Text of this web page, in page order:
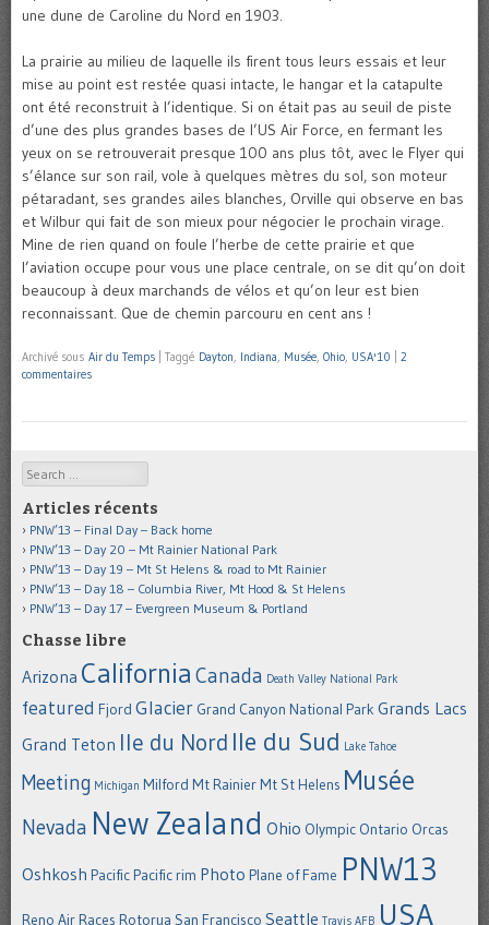
une dune de Caroline du Nord en 1903.
La prairie au milieu de laquelle ils firent tous leurs essais et leur
mise au point est restée quasi intacte, le hangar et la catapulte
ont été reconstruit à l’identique. Si on était pas au seuil de piste
d’une des plus grandes bases de l’US Air Force, en fermant les
yeux on se retrouverait presque 100 ans plus tôt, avec le Flyer qui
s’élance sur son rail, vole à quelques mètres du sol, son moteur
pétaradant, ses grandes ailes blanches, Orville qui observe en bas
et Wilbur qui fait de son mieux pour négocier le prochain virage.
Mine de rien quand on foule l’herbe de cette prairie et que
l’aviation occupe pour vous une place centrale, on se dit qu’on doit
beaucoup à deux marchands de vélos et qu’on leur est bien
reconnaissant. Que de chemin parcouru en cent ans !
Archivé sous Air du Temps Taggé Dayton, Indiana, Musée, Ohio, USA'10
2
commentaires
Search
Articles récents
PNW’13 – Final Day – Back home
PNW’13 – Day 20 – Mt Rainier National Park
PNW’13 – Day 19 – Mt St Helens & road to Mt Rainier
PNW’13 – Day 18 – Columbia River, Mt Hood & St Helens
PNW’13 – Day 17 – Evergreen Museum & Portland
Chasse libre
Arizona California Canada Death Valley National Park
featured Fjord Glacier Grand Canyon National Park Grands Lacs
Grand Teton Ile du Nord Ile du Sud Lake Tahoe
Meeting Michigan Milford Mt RainierMt St Helens Musée
Nevada New Zealand Ohio Olympic Ontario Orcas
Oshkosh PacificPacific rim Photo Plane of Fame PNW13
Reno Air Races Rotorua San Francisco Seattle Travis AFB USA